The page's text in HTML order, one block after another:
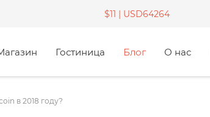
$11 | USD64264
Гостиница Блог О нас
в 2018 году?